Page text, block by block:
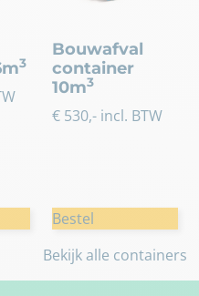
3
Bouwafval
container
10m3
€ 530,- incl. BTW
Bestel
Bekijk alle containers